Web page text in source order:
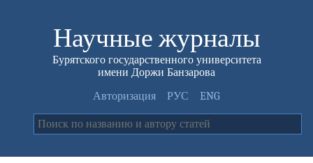
Научные журналы
Бурятского государственного университета
имени Доржи Банзарова
Авторизация
РУС ENG